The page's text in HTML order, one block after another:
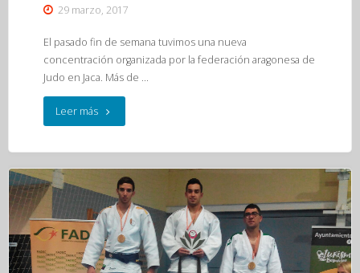
29 marzo, 2017
El pasado fin de semana tuvimos una nueva
concentración organizada por la federación aragonesa de
Judo en Jaca. Más de …
Leer más"Concentración
25-
26
de
marzo